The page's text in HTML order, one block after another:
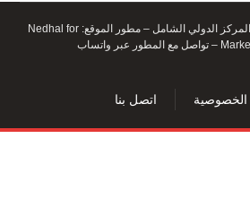
Nedhal for
– تواصل مع المطور عبر واتساب
اتصل بنا